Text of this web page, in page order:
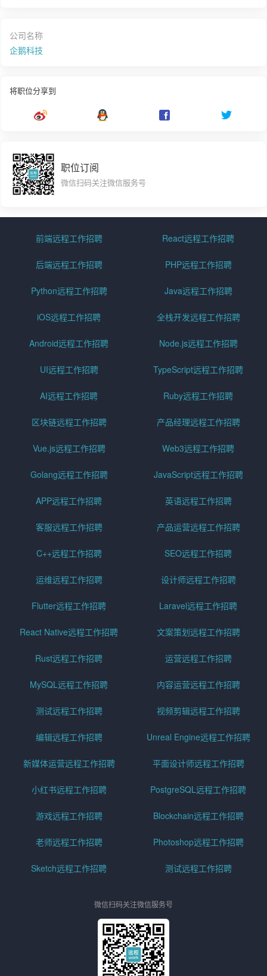
公司名称
企鹅科技
将职位分享到
职位订阅
微信扫码关注微信服务号
前端远程工作招聘 React远程工作招聘
后端远程工作招聘 PHP远程工作招聘
Python远程工作招聘 Java远程工作招聘
iOS远程工作招聘 全栈开发远程工作招聘
Android远程工作招聘 Node.js远程工作招聘
UI远程工作招聘 TypeScript远程工作招聘
AI远程工作招聘 Ruby远程工作招聘
区块链远程工作招聘 产品经理远程工作招聘
Vue.js远程工作招聘 Web3远程工作招聘
Golang远程工作招聘 JavaScript远程工作招聘
APP远程工作招聘 英语远程工作招聘
客服远程工作招聘 产品运营远程工作招聘
C++远程工作招聘 SEO远程工作招聘
运维远程工作招聘 设计师远程工作招聘
Flutter远程工作招聘 Laravel远程工作招聘
React Native远程工作招聘 文案策划远程工作招聘
Rust远程工作招聘 运营远程工作招聘
MySQL远程工作招聘 内容运营远程工作招聘
测试远程工作招聘 视频剪辑远程工作招聘
编辑远程工作招聘 Unreal Engine远程工作招聘
新媒体运营远程工作招聘 平面设计师远程工作招聘
小红书远程工作招聘 PostgreSQL远程工作招聘
游戏远程工作招聘 Blockchain远程工作招聘
老师远程工作招聘 Photoshop远程工作招聘
Sketch远程工作招聘 测试远程工作招聘
微信扫码关注微信服务号